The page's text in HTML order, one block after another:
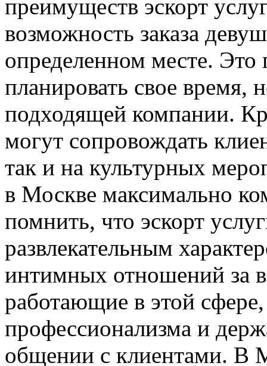
преимуществ эскорт
возможность заказа
определенном месте. Это
планировать свое время,
подходящей компании.
могут сопровождать
так и на культурных
в Москве максимально
помнить, что эскорт
развлекательным
интимных отношений за
работающие в этой
профессионализма и
общении с клиентами. В